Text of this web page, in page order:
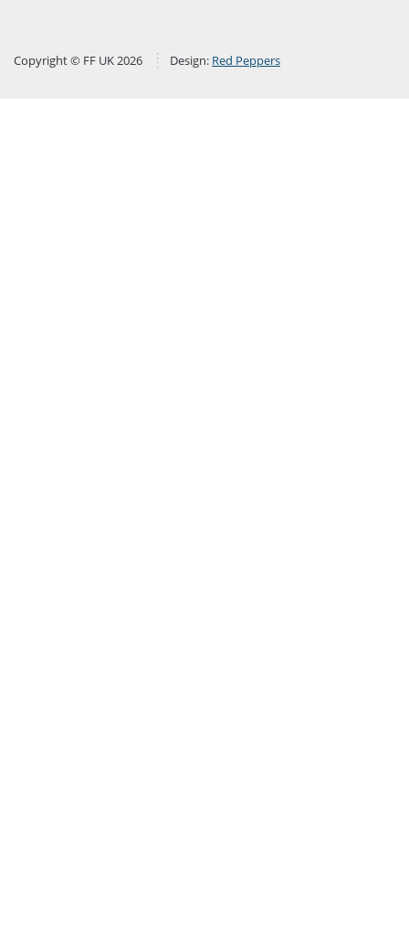
Copyright © FF UK 2026 Design: Red Peppers